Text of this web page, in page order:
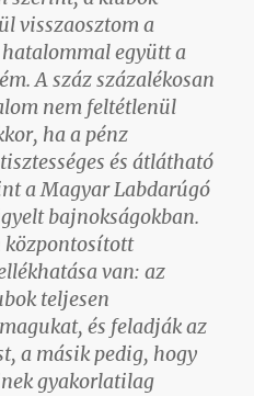
visszaosztom a
együtt a
A száz százalékosan
nem feltétlenül
ha a pénz
és átlátható
a Magyar Labdarúgó
bajnokságokban.
központosított
van: az
teljesen
és feladják az
a másik pedig, hogy
gyakorlatilag